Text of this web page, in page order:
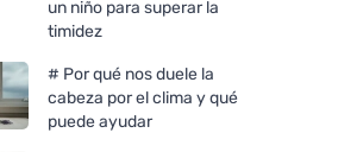
un niño para superar la
timidez
# Por qué nos duele la
cabeza por el clima y qué
puede ayudar